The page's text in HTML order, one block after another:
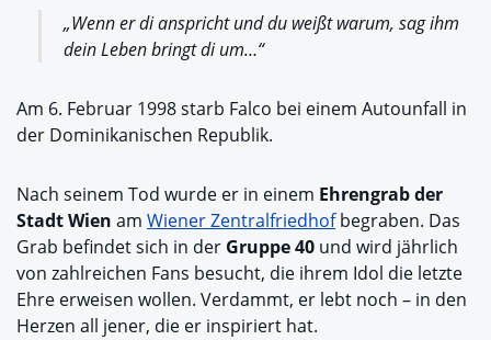
„Wenn er di anspricht und du weißt warum, sag ihm
dein Leben bringt di um…“
Am 6. Februar 1998 starb Falco bei einem Autounfall in
der Dominikanischen Republik.
Nach seinem Tod wurde er in einem Ehrengrab der
Stadt Wien am Wiener Zentralfriedhofbegraben. Das
Grab befindet sich in der Gruppe 40 und wird jährlich
von zahlreichen Fans besucht, die ihrem Idol die letzte
Ehre erweisen wollen. Verdammt, er lebt noch – in den
Herzen all jener, die er inspiriert hat.